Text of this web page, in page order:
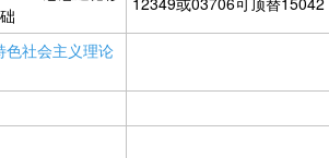
色社会主义理论